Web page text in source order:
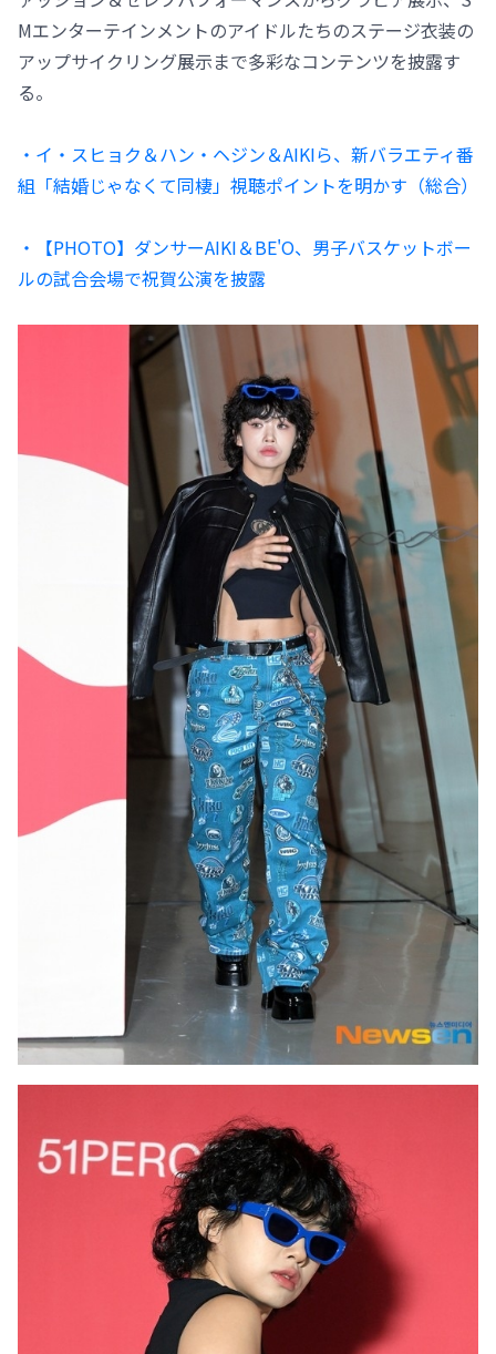
Mエンターテインメントのアイドルたちのステージ衣装の
アップサイクリング展示まで多彩なコンテンツを披露す
る。
・イ・スヒョク＆ハン・ヘジン＆AIKIら、新バラエティ番
組「結婚じゃなくて同棲」視聴ポイントを明かす（総合）
・【PHOTO】ダンサーAIKI＆BE'O、男子バスケットボー
ルの試合会場で祝賀公演を披露